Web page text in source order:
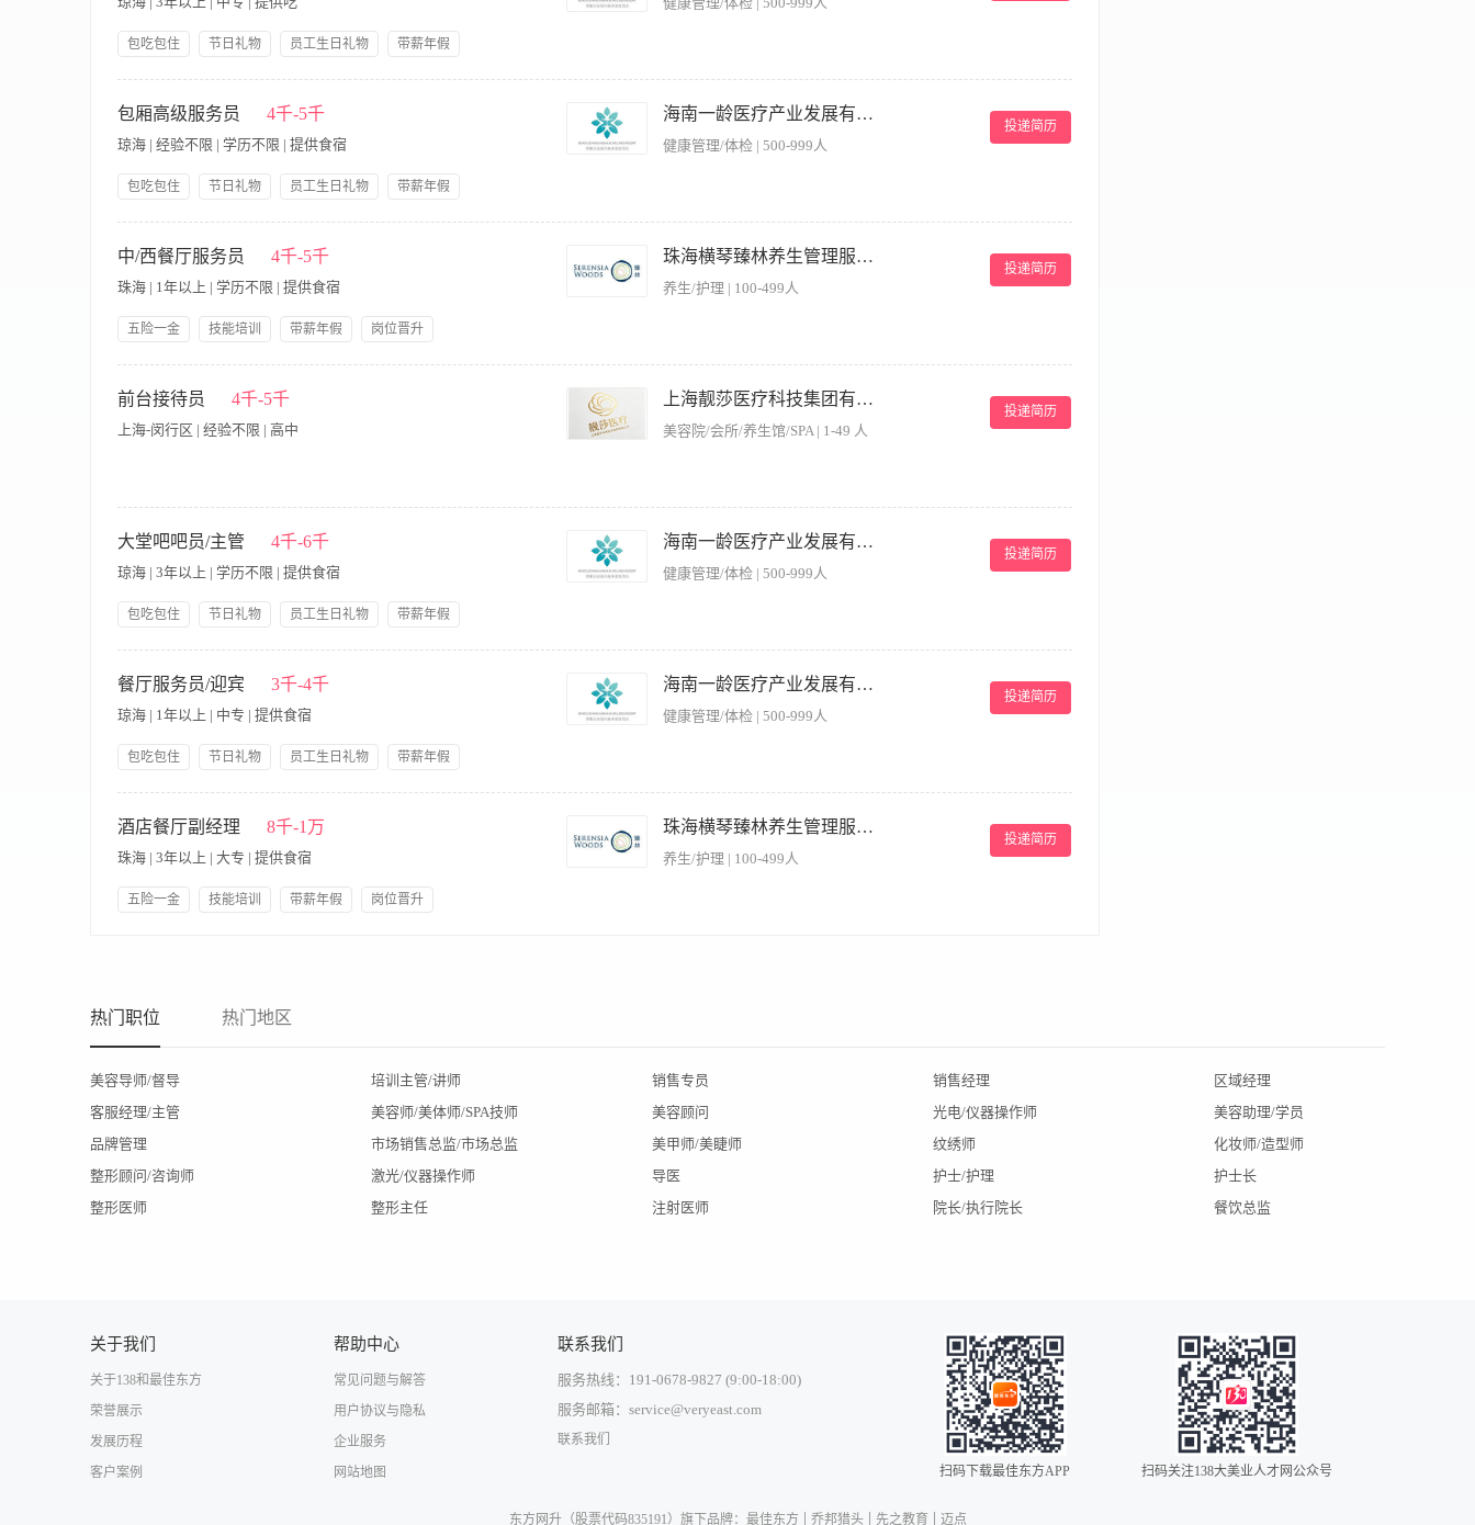
效考核； 5、建立并完善餐厅的工作程序和检查标准，并确保该服务程序和标准的有效实施； 6、负责与相关部门沟通，争取得到各部门对餐厅工作的配合与支持，并
及时做好相应早餐服务及人员安排； 7、负责将客人对菜肴的建议和意见转告厨师长，供厨师长在研究制定菜单及完善日常出品时作为参考； 8、负责检查餐厅日常卫
生清洁工作，餐厅环境卫生时刻保持干净，为客人提供良好的就餐氛围； 9、负责与管事部保持沟通，监督餐厅日常客用餐具、相关用具的清洁消毒工作，降低破损
率，有效控制成本； 10、妥善做好餐厅日常运营的安全与相关防火工作，确保餐厅各项安全指标完成良好； 11、负责检查餐厅设施设备的日常运转情况，并做好维护
本，确保年度成本指标完成； 13、负责与财务部保持有效协调与沟通，对相关财务数据做正确了解和控制； 14、负责餐厅的每日、月、季的促销及销售，提高餐厅收
入； 15、热情待客、态度谦和，不断提高服务质量，加强现场管理，及时发现与纠正服务当中出现的问题，有效建立部门宾客满意度档案，确保指标完成良好； 16、
他临时的工作任务。
包吃包住 节日礼物 员工生日礼物
带薪年假
良好形象 4、控制食材成本与损耗，定期盘点库存并提交采购需求 5、执行卫生清洁标准，配合监管部门检查工作 【岗位要求】 1、具备餐饮服务行业工作经验，有团
队管理经验优先 2、熟悉餐厅运营流程及食品安全规范 3、具备较强的沟通协调能力和应急处理能力 4、能适应早晚班轮换工作制 5、工作细致认真，具有服务意识和
责任心
包厢高级服务员 4千-5千
琼海 | 经验不限 | 学历不限 | 提供食宿
包吃包住 节日礼物 员工生日礼物
带薪年假
海南一龄医疗产业发展有限公司
健康管理/体检 | 500-999人
投递简历
换餐具、烟灰缸，及时清理桌面； 3、要做到手勤、脚勤、眼勤、口勤，及时为客人提供优质服务； 4、了解餐厅菜单内容和出品，具备一定的菜肴知识和点菜技能技
巧，积极向客人推介相关的时令菜肴、特色菜肴及急推菜肴等，提高餐厅营业收入； 5、服从领导安排，做好餐厅日常检查、准备工作和餐厅服务工作； 6、积极的参
加部门及酒店组织的相关培训，不断提高自身业务技能和综合素质； 7、协助餐厅主管完成其他相关工作内容及工作任务； 8、领导交代其他临时的工作任务。 任职
要求： 1、性格乐观开朗，有亲和力； 2、具有很强的沟通能力、语言表达能力； 3、年龄16-40周岁，女性身高162厘米及以上，男性身高170厘米以上。
中/西餐厅服务员 4千-5千
珠海 | 1年以上 | 学历不限 | 提供食宿
五险一金 技能培训 带薪年假
岗位晋升
珠海横琴臻林养生管理服务有限公司
养生/护理 | 100-499人
投递简历
必应，能够解答顾客咨询类问题，使顾客有宾至如归的感觉； 4、 熟悉餐厅的饮品及菜品介绍； 5、 积极参加培训，不断提高服务技能； 6、 服从主管安排，配合同
事工作； 7、协助运营，支援其他部门的工作； 8、配合完成领导交代的其他工作或任务（包括涉及非本岗位的工作内容） 岗位要求： 1、身体健康，形象气质佳
2、 能吃苦耐劳，有责任心，有爱心，热爱服务行业； 3、 身体状况符合国家餐饮行业标准要求； 4、 品行端正，无不良嗜好和记录，无纹身。
前台接待员 4千-5千
上海-闵行区 | 经验不限 | 高中
上海靓莎医疗科技集团有限公司
美容院/会所/养生馆/SPA | 1-49 人
投递简历
公司快递、信件及文件，做好登记与分发工作； 4、维护前台区域的整洁与秩序，确保良好的企业形象； 5、协助行政事务，包括办公用品管理、会议室预约等基础支
持工作； 6、完成上级交办的其他临时性任务。 【岗位要求】 1、形象气质佳，普通话标准，具备良好的沟通能力与服务意识； 2、工作细致耐心，责任心强，能够妥
善处理日常接待事务； 3、具备基础的办公软件操作能力（如Word、Excel等）； 4、能适应晚班制度（如有需要），具备团队协作精神； 5、无经验者可接受培训，
有相关前台或客服经验者优先。
大堂吧吧员/主管 4千-6千
琼海 | 3年以上 | 学历不限 | 提供食宿
包吃包住 节日礼物 员工生日礼物
带薪年假
海南一龄医疗产业发展有限公司
健康管理/体检 | 500-999人
投递简历
及班后例会，负责安排当日班次工作，并检查员工的日常仪表礼仪礼节执行情况； 2.督导员工积极向客人推荐特色咖啡、时令饮品、各类饮料，并向客人主动介绍菜
单内容及推介大堂吧相关产品； 3.监督服务员的规范操作，发现问题及时纠正，保证员工作操作流程符合标准；工作区域的整洁卫生，包括吧台、操作间、设备等的
清洁。遵守食品安全和卫生标准，确保饮品的安全和卫生。 4.依据部门培训计划，定期和不定期组织餐厅员工参加技能技巧和其他必要培训，协助总监组织其他团队
活动； 5.协助总监加强对餐厅资产管理及保障设施设备的完好率； 任职要求 -1、具备一定的沟通能力、语言表达能力； 2、有团队合作意识；服从安排； 3、工作积
极，能吃苦耐劳； 4、熟练掌握各类咖啡冲泡方法； 5.熟悉各类咖啡基础知识； 6.各类咖啡机设备的操作； 7.熟悉各类饮品出品方式.。
餐厅服务员/迎宾 3千-4千
琼海 | 1年以上 | 中专 | 提供食宿
包吃包住 节日礼物 员工生日礼物
带薪年假
海南一龄医疗产业发展有限公司
健康管理/体检 | 500-999人
投递简历
行保管。 3. 迎接宾客，引导宾客到预订台位或宾客满意的台位。 4. 客满时，负责安排好后到的宾客，使宾客乐于等位。 5. 随时注意听取宾客的意见，及时向上级反
映。 6. 随时注意在接待工作中的各种问题，及时向上级反映和协助处理。 7. 掌握和运用礼貌语言，负责接听电话，宾客电话订餐应问清楚基本信息。 8. 向客人介绍
餐厅各式菜点、各种饮品和特式菜点，吸引宾客来餐厅就餐。 岗位要求 1.中专毕业或具有同等学历，经过餐饮服务培训，有一定的日常外语会话能力。 2.有熟练的服
务技能技巧和一定的应变能力，能妥善处理服务中出现的一般性问题。 3.掌握餐厅服务规程，了解餐厅各种菜肴的基本特点和简单的烹制方法。 4.工作主动、热情、
认真，责任心较强。 5.身体健康，仪表端庄。
酒店餐厅副经理 8千-1万
珠海 | 3年以上 | 大专 | 提供食宿
五险一金 技能培训 带薪年假
岗位晋升
珠海横琴臻林养生管理服务有限公司
养生/护理 | 100-499人
投递简历
热门职位 热门地区
美容导师/督导 培训主管/讲师 销售专员 销售经理
区域经理
客服经理/主管
美容师/美体师/SPA技师 美容顾问 光电/仪器操作师
美容助理/学员
品牌管理
市场销售总监/市场总监 美甲师/美睫师 纹绣师
化妆师/造型师
整形顾问/咨询师
激光/仪器操作师 导医 护士/护理
护士长
整形医师
整形主任 注射医师 院长/执行院长 餐饮总监
关于我们
关于138和最佳东方
荣誉展示
发展历程
客户案例
帮助中心
常见问题与解答
用户协议与隐私
企业服务
网站地图
联系我们
服务热线：191-0678-9827 (9:00-18:00)
服务邮箱：service@veryeast.com
联系我们
扫码下载最佳东方APP 扫码关注138大美业人才网公众号
东方网升（股票代码835191）旗下品牌： 最佳东方 乔邦猎头 先之教育 迈点